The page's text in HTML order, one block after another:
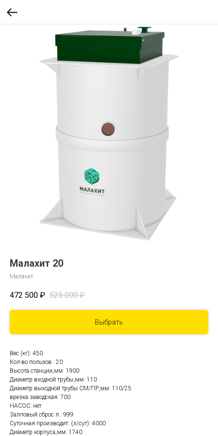
Малахит 20
Малахит
472 500 ₽ 525 000 ₽
Выбрать
Вес (кг): 450
Кол-во пользов.: 20
Высота станции,мм: 1900
Диаметр входной трубы,мм: 110
Диаметр выходной трубы СМ/ПР,мм: 110/25
врезка заводская: 700
НАСОС: нет
Залповый сброс л.: 999
Суточная производит. (л/сут): 4000
Диаметр корпуса,мм: 1740